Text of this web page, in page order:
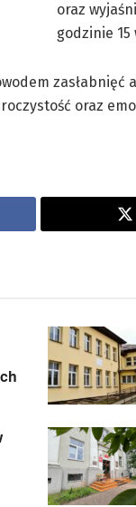
oraz
godzinie
oraz